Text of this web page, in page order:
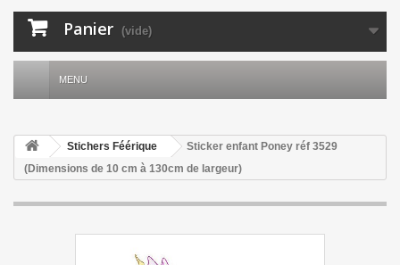
Panier (vide)
MENU
Stichers Féérique
Sticker enfant Poney réf 3529
(Dimensions de 10 cm à 130cm de largeur)